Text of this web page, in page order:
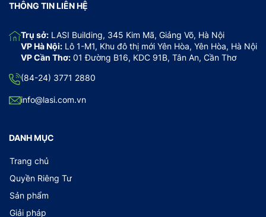
THÔNG TIN LIÊN HỆ
Trụ sở: LASI Building, 345 Kim Mã, Giảng Võ, Hà Nội
VP Hà Nội: Lô 1-M1, Khu đô thị mới Yên Hòa, Yên Hòa, Hà Nội
VP Cần Thơ: 01 Đường B16, KDC 91B, Tân An, Cần Thơ
(84-24) 3771 2880
info@lasi.com.vn
DANH MỤC
Trang chủ
Quyền Riêng Tư
Sản phẩm
Giải pháp